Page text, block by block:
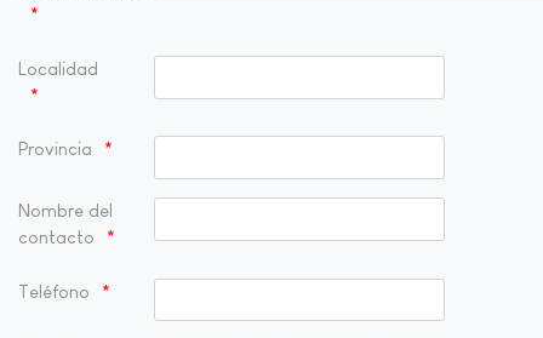
Localidad
Provincia
Nombre del
contacto
Teléfono